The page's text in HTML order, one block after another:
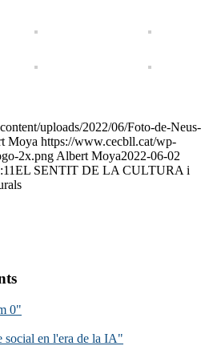
uploads/2022/06/Foto-de-Neus-
Moya https://www.cecbll.cat/wp-
2x.png Albert Moya2022-06-02
EL SENTIT DE LA CULTURA i
0"
social en l'era de la IA"